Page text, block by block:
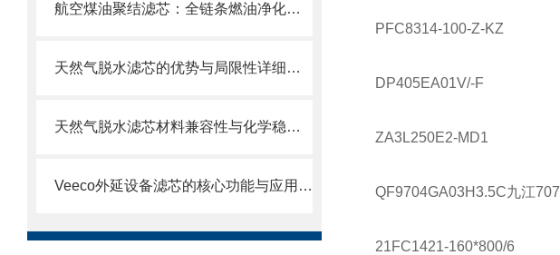
航空煤油聚结滤芯：全链条燃油净化的关键配套
天然气脱水滤芯的优势与局限性详细分析
天然气脱水滤芯材料兼容性与化学稳定性
Veeco外延设备滤芯的核心功能与应用场景
PFC8314-100-Z-KZ
DP405EA01V/-F
ZA3L250E2-MD1
QF9704GA03H3.5C九江707
21FC1421-160*800/6